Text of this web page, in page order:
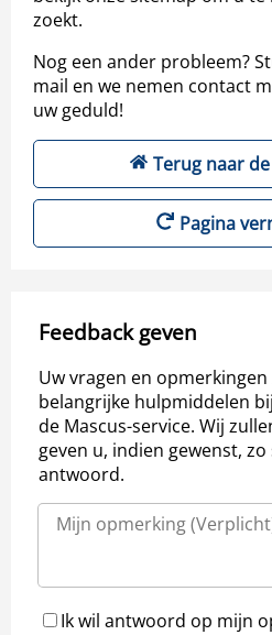
zoekt.
Nog een ander probleem?
mail en we nemen contact
uw geduld!
Terug naar
Pagina
Feedback geven
Uw vragen en
belangrijke hulpmiddelen
de Mascus-service. Wij
geven u, indien gewenst,
antwoord.
Ik wil antwoord op mijn